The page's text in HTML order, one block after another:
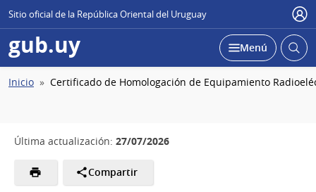
Sitio oficial de la República Oriental del Uruguay
gub.uy Desplegar
Menú Abrir
Ruta
Inicio Certificado de Homologación de Equipamiento
Última actualización: 27/07/2026
Compartir